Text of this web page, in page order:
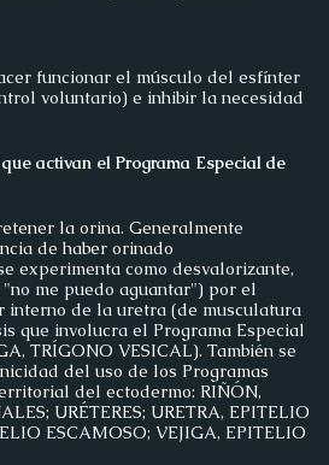
funcionar el músculo del esfínter
voluntario) e inhibir la necesidad
activan el Programa Especial de
la orina. Generalmente
de haber orinado
experimenta como desvalorizante,
me puedo aguantar") por el
interno de la uretra (de musculatura
que involucra el Programa Especial
TRÍGONO VESICAL). También se
del uso de los Programas
del ectodermo: RIÑÓN,
URÉTERES; URETRA, EPITELIO
ESCAMOSO; VEJIGA, EPITELIO